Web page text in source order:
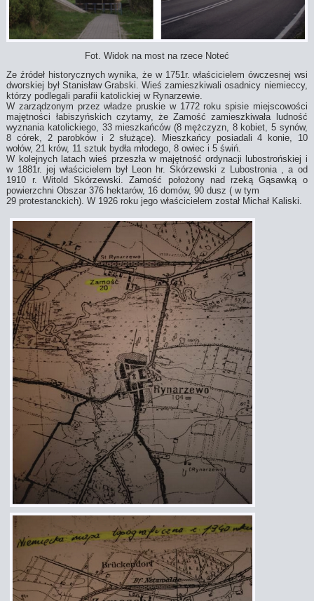
Fot. Widok na most na rzece Noteć
Ze źródeł historycznych wynika, że w 1751r. właścicielem ówczesnej wsi
dworskiej był Stanisław Grabski. Wieś zamieszkiwali osadnicy niemieccy,
którzy podlegali parafii katolickiej w Rynarzewie.
W zarządzonym przez władze pruskie w 1772 roku spisie miejscowości
majętności łabiszyńskich czytamy, że Zamość zamieszkiwała ludność
wyznania katolickiego, 33 mieszkańców (8 mężczyzn, 8 kobiet, 5 synów,
8 córek, 2 parobków i 2 służące). Mieszkańcy posiadali 4 konie, 10
wołów, 21 krów, 11 sztuk bydła młodego, 8 owiec i 5 świń.
W kolejnych latach wieś przeszła w majętność ordynacji lubostrońskiej i
w 1881r. jej właścicielem był Leon hr. Skórzewski z Lubostronia , a od
1910 r. Witold Skórzewski. Zamość położony nad rzeką Gąsawką o
powierzchni Obszar 376 hektarów, 16 domów, 90 dusz ( w tym
29 protestanckich). W 1926 roku jego właścicielem został Michał Kaliski.